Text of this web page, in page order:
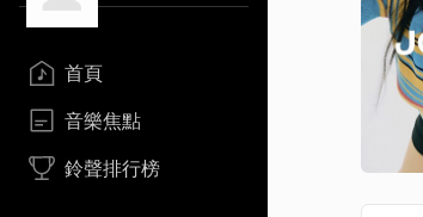
首頁
音樂焦點
鈴聲排行榜